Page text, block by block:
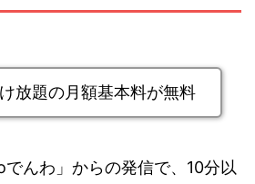
放題の月額基本料が無料
んわ」からの発信で、10分以